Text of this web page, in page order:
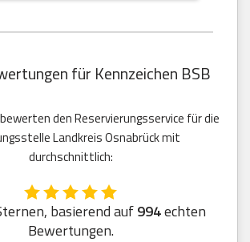
für Kennzeichen BSB
den Reservierungsservice für die
Landkreis Osnabrück mit
durchschnittlich:
basierend auf994echten
Bewertungen.